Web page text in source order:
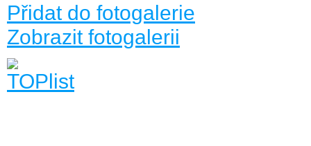
Přidat do fotogalerie
Zobrazit fotogalerii